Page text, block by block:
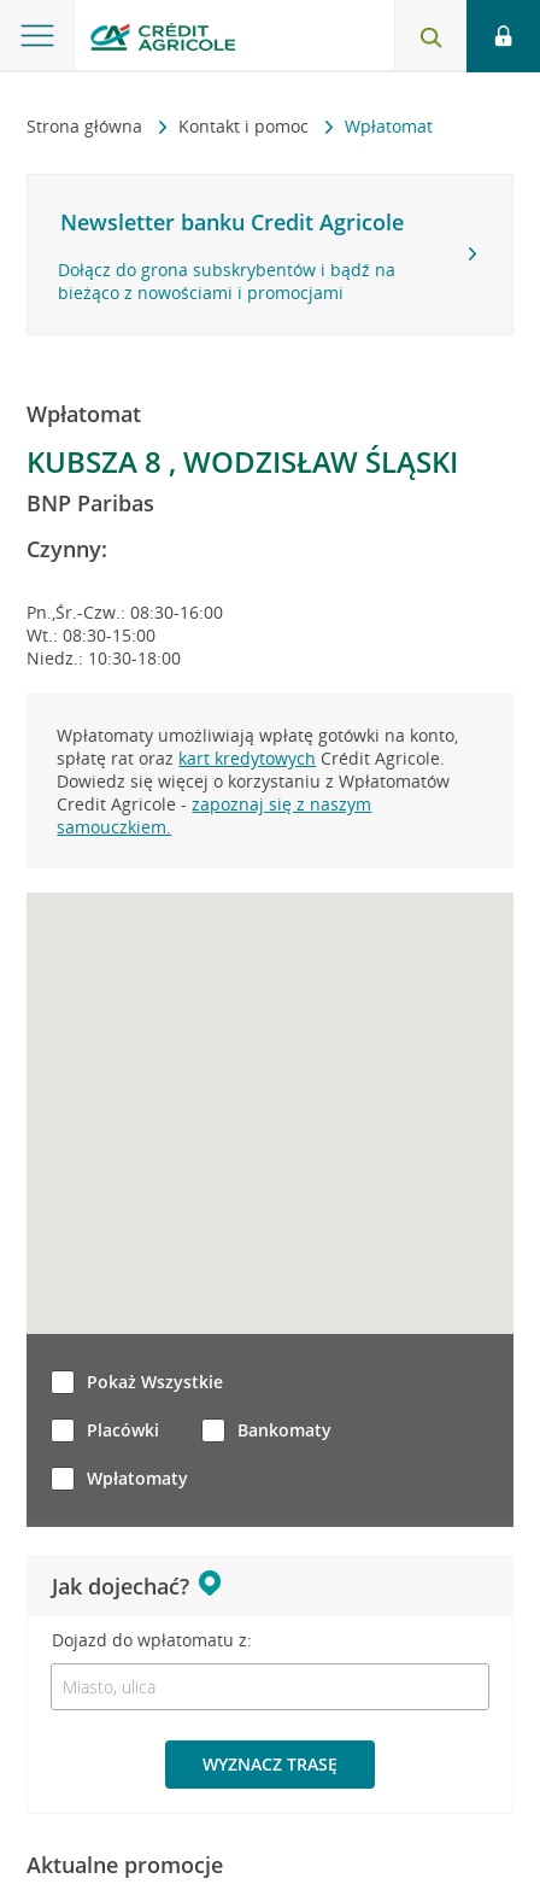
Strona główna Kontakt i pomoc Wpłatomat
Newsletter banku Credit Agricole
Dołącz do grona subskrybentów i bądź na
bieżąco z nowościami i promocjami
Wpłatomat
KUBSZA 8 , WODZISŁAW ŚLĄSKI
BNP Paribas
Czynny:
Pn.,Śr.-Czw.: 08:30-16:00
Wt.: 08:30-15:00
Niedz.: 10:30-18:00
Wpłatomaty umożliwiają wpłatę gotówki na konto,
spłatę rat oraz kart kredytowych Crédit Agricole.
Dowiedz się więcej o korzystaniu z Wpłatomatów
Credit Agricole -zapoznaj się z naszym
samouczkiem.
Jak dojechać?
Dojazd do wpłatomatu z:
WYZNACZ TRASĘ
Pokaż Wszystkie
Placówki Bankomaty
Wpłatomaty
Aktualne promocje